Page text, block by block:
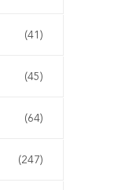
(41)
(45)
(64)
(247)